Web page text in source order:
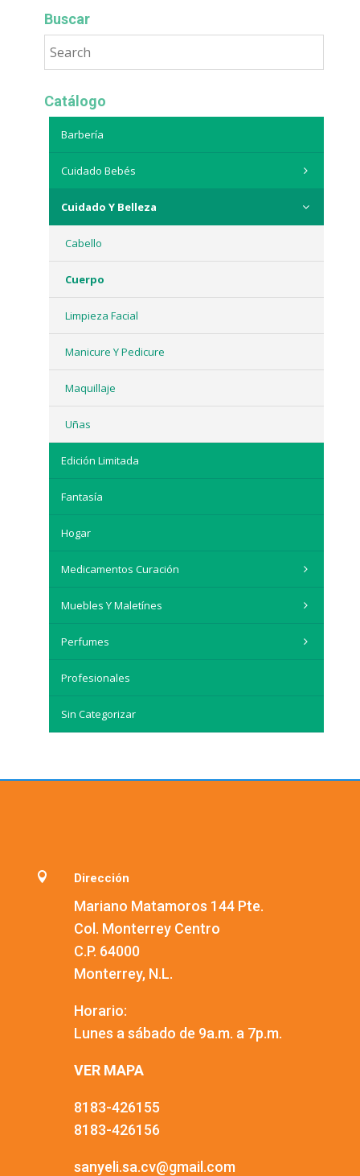
Buscar
Catálogo
Barbería
Cuidado Bebés
Cuidado Y Belleza
Cabello
Cuerpo
Limpieza Facial
Manicure Y Pedicure
Maquillaje
Uñas
Edición Limitada
Fantasía
Hogar
Medicamentos Curación
Muebles Y Maletínes
Perfumes
Profesionales
Sin Categorizar
 Dirección
Mariano Matamoros 144 Pte.
Col. Monterrey Centro
C.P. 64000
Monterrey, N.L.
Horario:
Lunes a sábado de 9a.m. a 7p.m.
VER MAPA
8183-426155
8183-426156
sanyeli.sa.cv@gmail.com